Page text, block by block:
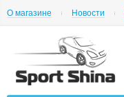
О магазине Новости